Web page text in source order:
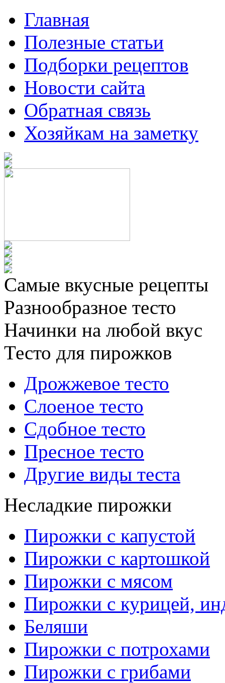
Главная
Полезные статьи
Подборки рецептов
Новости сайта
Обратная связь
Хозяйкам на заметку
Самые вкусные рецепты
Разнообразное тесто
Начинки на любой вкус
Тесто для пирожков
Дрожжевое тесто
Слоеное тесто
Сдобное тесто
Пресное тесто
Другие виды теста
Несладкие пирожки
Пирожки с капустой
Пирожки с картошкой
Пирожки с мясом
Пирожки с курицей,
Беляши
Пирожки с потрохами
Пирожки с грибами